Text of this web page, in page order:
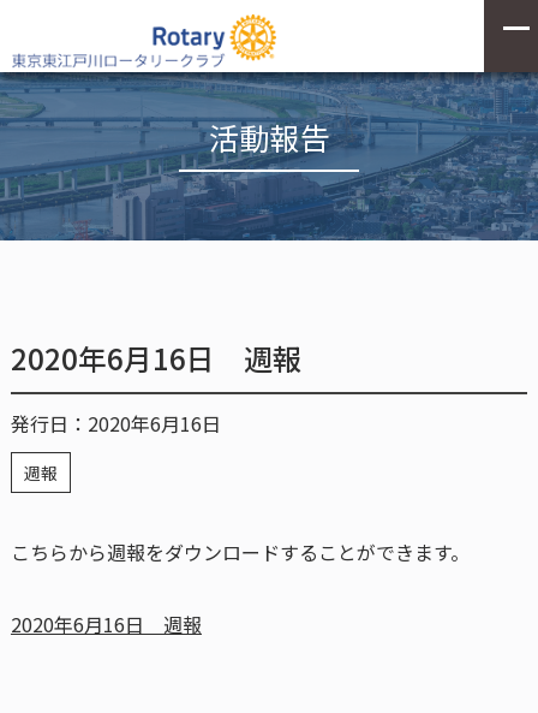
活動報告
2020年6月16日 週報
発行日：2020年6月16日
週報
こちらから週報をダウンロードすることができます。
2020年6月16日 週報